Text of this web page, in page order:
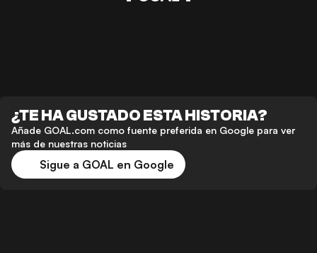
¿TE HA GUSTADO ESTA HISTORIA?
Añade GOAL.com como fuente preferida en Google para ver
más de nuestras noticias
Sigue a GOAL en Google